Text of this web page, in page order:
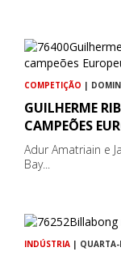
COMPETIÇÃO |
GUILHERME
CAMPEÕES
Adur Amatriain e
Bay...
INDÚSTRIA | QUARTA-